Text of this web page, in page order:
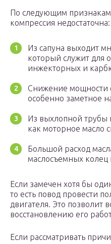
По следующим
компрессия недостаточна:
Из сапуна выходит
который служит для
инжекторных и
Снижение мощности
особенно заметное
Из выхлопной трубы
как моторное масло
Большой расход
маслосъемных колец
Если замечен хотя бы
то есть повод провести
двигателя. Это позволит
восстановлению его
Если рассматривать